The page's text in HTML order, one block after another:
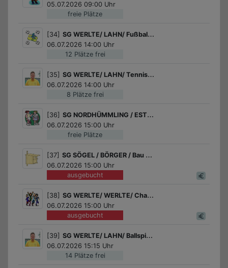
freie Plätze
05.07.2026 09:00 Uhr
12 Plätze frei
[34] SG WERLTE/ LAHN/ Fußball für Jungs
06.07.2026 14:00 Uhr
8 Plätze frei
[35] SG WERLTE/ LAHN/ Tennis Schnupperkurs der Tennisabteilung des SV Lahn!
06.07.2026 14:00 Uhr
freie Plätze
[36] SG NORDHÜMMLING / ESTERWEGEN / Tennis spielen
06.07.2026 15:00 Uhr
ausgebucht
[37] SG SÖGEL / BÖRGER / Bau einer Bruthöhle / eines Brutkastens mit dem Heimatverein in Börger
06.07.2026 15:00 Uhr
ausgebucht
[38] SG WERLTE/ WERLTE/ Chaosspiel
06.07.2026 15:00 Uhr
14 Plätze frei
[39] SG WERLTE/ LAHN/ Ballspiele
06.07.2026 15:15 Uhr